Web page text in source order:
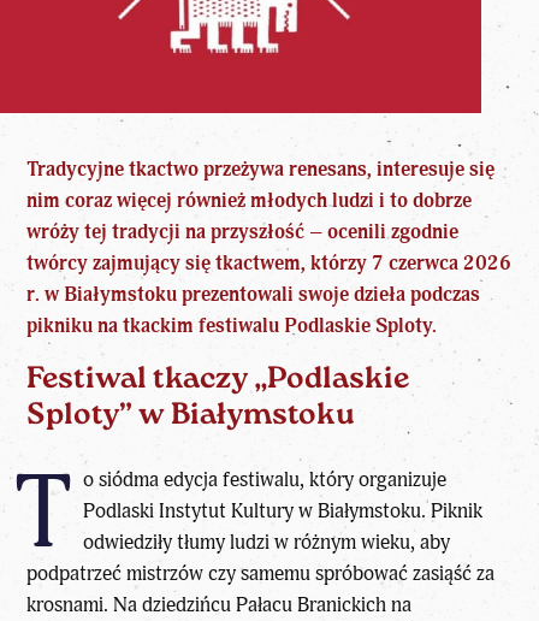
Tradycyjne tkactwo przeżywa renesans, interesuje się
nim coraz więcej również młodych ludzi i to dobrze
wróży tej tradycji na przyszłość – ocenili zgodnie
twórcy zajmujący się tkactwem, którzy 7 czerwca 2026
r. w Białymstoku prezentowali swoje dzieła podczas
pikniku na tkackim festiwalu Podlaskie Sploty.
Festiwal tkaczy „Podlaskie
Sploty” w Białymstoku
T o siódma edycja festiwalu, który organizuje
Podlaski Instytut Kultury w Białymstoku. Piknik
odwiedziły tłumy ludzi w różnym wieku, aby
podpatrzeć mistrzów czy samemu spróbować zasiąść za
krosnami. Na dziedzińcu Pałacu Branickich na